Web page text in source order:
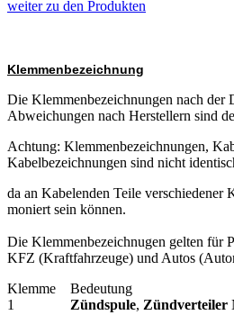
weiter zu den Produkten
Klemmenbezeichnung
Die Klemmenbezeichnungen nach der
Abweichungen nach Herstellern sind
Achtung: Klemmenbezeichnungen,
Kabelbezeichnungen sind nicht
da an Kabelenden Teile verschiedener
moniert sein können.
Die Klemmenbezeichnugen gelten für
KFZ (Kraftfahrzeuge) und Autos
Klemme
Bedeutung
1
Zündspule, Zündverteiler